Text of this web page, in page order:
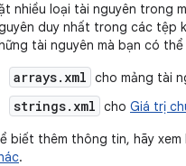
nhiều loại tài nguyên trong
duy nhất trong các tệp
tài nguyên mà bạn có
arrays.xml cho mảng tài
strings.xml cho Giá trị
biết thêm thông tin, hãy xem
.